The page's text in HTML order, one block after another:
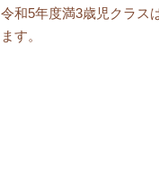
令和5年度満3歳児クラス
ます。